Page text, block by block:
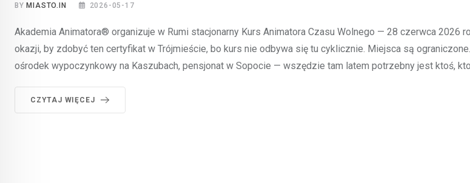
BY MIASTO.IN 2026-05-17
Akademia Animatora® organizuje w Rumi stacjonarny Kurs Animatora Czasu Wolnego — 28 czerwca 2026
okazji, by zdobyć ten certyfikat w Trójmieście, bo kurs nie odbywa się tu cyklicznie. Miejsca są
ośrodek wypoczynkowy na Kaszubach, pensjonat w Sopocie — wszędzie tam latem potrzebny jest ktoś,
CZYTAJ WIĘCEJ